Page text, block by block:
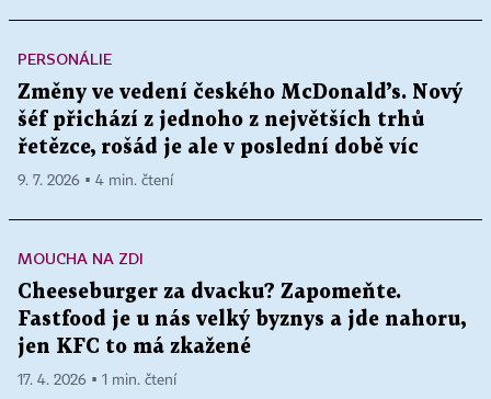
PERSONÁLIE
Změny ve vedení českého McDonald’s. Nový
šéf přichází z jednoho z největších trhů
řetězce, rošád je ale v poslední době víc
9. 7. 2026 ▪ 4 min. čtení
MOUCHA NA ZDI
Cheeseburger za dvacku? Zapomeňte.
Fastfood je u nás velký byznys a jde nahoru,
jen KFC to má zkažené
17. 4. 2026 ▪ 1 min. čtení